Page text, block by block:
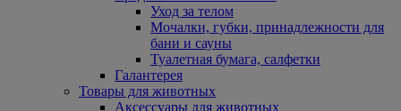
Уход за телом
Мочалки, губки, принадлежности для
бани и сауны
Туалетная бумага, салфетки
Галантерея
Товары для животных
Аксессуары для животных